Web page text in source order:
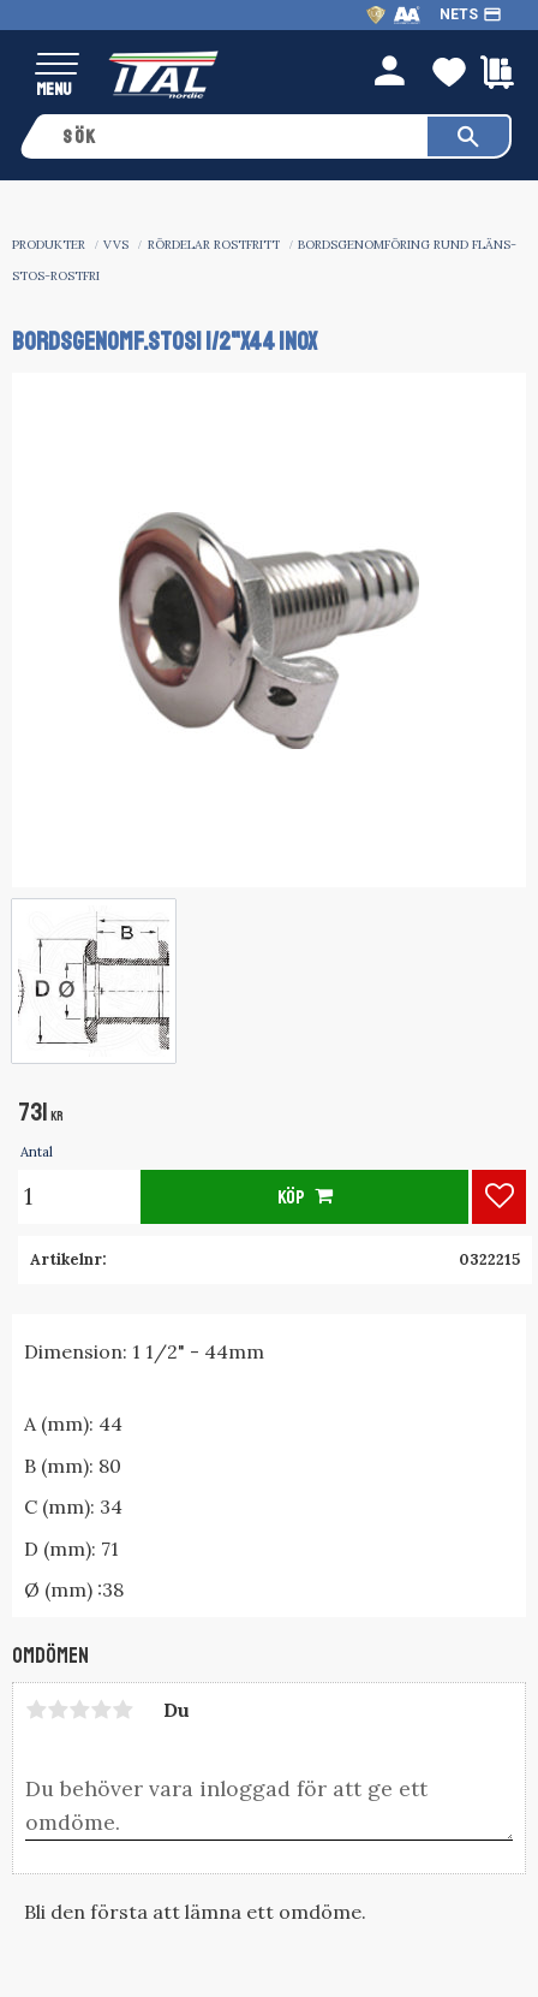
Meny
NETS payment
person
PRODUKTER VVS RÖRDELAR ROSTFRITT
BORDSGENOMFÖRING RUND FLÄNS-
STOS-ROSTFRI
BORDSGENOMF.STOS1 1/2"x44 INOX
731 KR
Antal
KÖP
Artikelnr 0322215
Dimension: 1 1/2" - 44mm
A (mm): 44
B (mm): 80
C (mm): 34
D (mm): 71
Ø (mm) :38
Omdömen
Du
Bli den första att lämna ett omdöme.